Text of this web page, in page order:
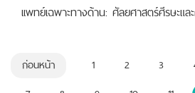
เเพทย์เฉพาะทางด้าน: ศัลยศาสตร์ศีรษะแล
ก่อนหน้า 1 2 3